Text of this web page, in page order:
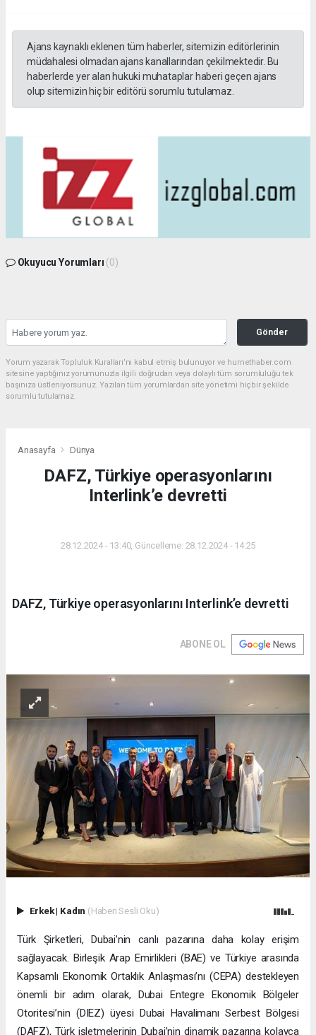
Ajans kaynaklı eklenen tüm haberler, sitemizin editörlerinin
müdahalesi olmadan ajans kanallarından çekilmektedir. Bu
haberlerde yer alan hukuki muhataplar haberi geçen ajans
olup sitemizin hiç bir editörü sorumlu tutulamaz.
Okuyucu Yorumları (0)
Gönder
Yorum yazarak Topluluk Kuralları’nı kabul etmiş bulunuyor ve hurnethaber.com
sitesine yaptığınız yorumunuzla ilgili doğrudan veya dolaylı tüm sorumluluğu tek
başınıza üstleniyorsunuz. Yazılan tüm yorumlardan site yönetimi hiçbir şekilde
sorumlu tutulamaz.
Anasayfa Dünya
DAFZ, Türkiye operasyonlarını
Interlink’e devretti
28.12.2024 - 13:40, Güncelleme: 28.12.2024 - 14:25
DAFZ, Türkiye operasyonlarını Interlink’e devretti
ABONE OL
Erkek| Kadın (Haberi Sesli Oku)
Türk Şirketleri, Dubai’nin canlı pazarına daha kolay erişim
sağlayacak. Birleşik Arap Emirlikleri (BAE) ve Türkiye arasında
Kapsamlı Ekonomik Ortaklık Anlaşması’nı (CEPA) destekleyen
önemli bir adım olarak, Dubai Entegre Ekonomik Bölgeler
Otoritesi’nin (DIEZ) üyesi Dubai Havalimanı Serbest Bölgesi
(DAFZ), Türk işletmelerinin Dubai’nin dinamik pazarına kolayca